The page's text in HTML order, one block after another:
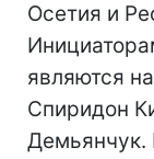
Осетия и
являются
Спиридон
Демьянчук.